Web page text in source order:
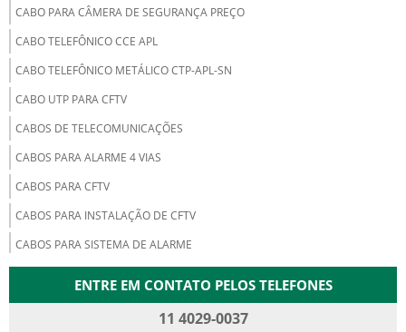
CABO PARA CÂMERA DE SEGURANÇA PREÇO
CABO TELEFÔNICO CCE APL
CABO TELEFÔNICO METÁLICO CTP-APL-SN
CABO UTP PARA CFTV
CABOS DE TELECOMUNICAÇÕES
CABOS PARA ALARME 4 VIAS
CABOS PARA CFTV
CABOS PARA INSTALAÇÃO DE CFTV
CABOS PARA SISTEMA DE ALARME
CABOS PARA TELEFONIA EXTERNA
ENTRE EM CONTATO PELOS TELEFONES
11 4029-0037